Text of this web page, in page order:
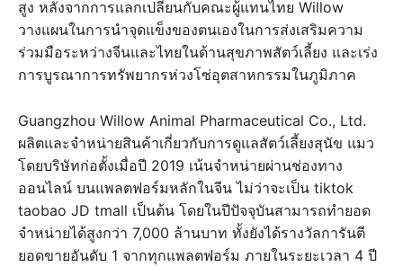
สูง หลังจากการแลกเปลี่ยนกับคณะผู้แทนไทย Willow
วางแผนในการนำจุดแข็งของตนเองในการส่งเสริมความ
ร่วมมือระหว่างจีนและไทยในด้านสุขภาพสัตว์เลี้ยง และเร่ง
การบูรณาการทรัพยากรห่วงโซ่อุตสาหกรรมในภูมิภาค
Guangzhou Willow Animal Pharmaceutical Co., Ltd.
ผลิตและจำหน่ายสินค้าเกี่ยวกับการดูแลสัตว์เลี้ยงสุนัข แมว
โดยบริษัทก่อตั้งเมื่อปี 2019 เน้นจำหน่ายผ่านช่องทาง
ออนไลน์ บนแพลตฟอร์มหลักในจีน ไม่ว่าจะเป็น tiktok
taobao JD tmall เป็นต้น โดยในปีปัจจุบันสามารถทำยอด
จำหน่ายได้สูงกว่า 7,000 ล้านบาท ทั้งยังได้รางวัลการันตี
ยอดขายอันดับ 1 จากทุกแพลตฟอร์ม ภายในระยะเวลา 4 ปี